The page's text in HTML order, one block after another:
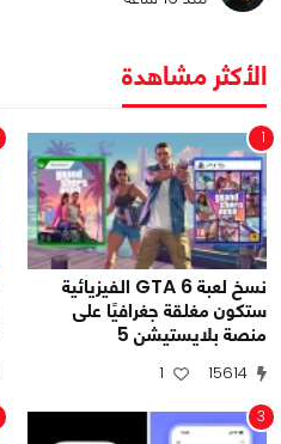
الأكثر مشاهدة
1
نسخ لعبة GTA 6 الفيزيائية
ستكون مغلقة جغرافيًا على
منصة بلايستيشن 5
15614
1
3